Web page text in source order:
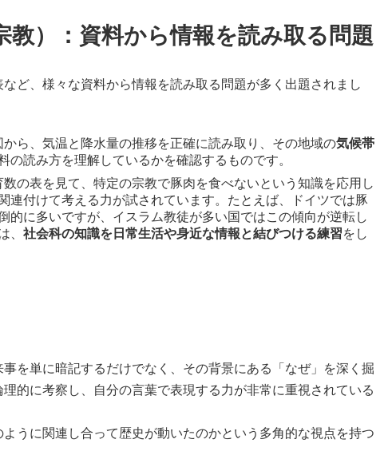
教）：資料から情報を読み取る問題
ど、様々な資料から情報を読み取る問題が多く出題されまし
ら、気温と降水量の推移を正確に読み取り、その地域の気候帯
の読み方を理解しているかを確認するものです。
数の表を見て、特定の宗教で豚肉を食べないという知識を応用し
連付けて考える力が試されています。たとえば、ドイツでは豚
的に多いですが、イスラム教徒が多い国ではこの傾向が逆転し
、 社会科の知識を日常生活や身近な情報と結びつける練習をし
を単に暗記するだけでなく、その背景にある「なぜ」を深く掘
的に考察し、自分の言葉で表現する力が非常に重視されている
うに関連し合って歴史が動いたのかという多角的な視点を持つ